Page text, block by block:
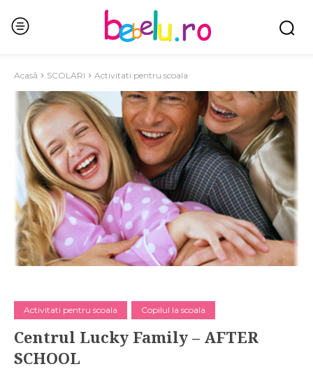
Acasă SCOLARI Activitati pentru scoala
Activitati pentru scoala Copilul la scoala
Centrul Lucky Family – AFTER
SCHOOL